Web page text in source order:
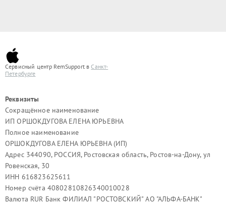
Сервисный центр RemSupport вСанкт-
Петербурге
Реквизиты
Сокращённое наименование
ИП ОРШОКДУГОВА ЕЛЕНА ЮРЬЕВНА
Полное наименование
ОРШОКДУГОВА ЕЛЕНА ЮРЬЕВНА (ИП)
Адрес 344090, РОССИЯ, Ростовская область, Ростов-на-Дону, ул
Ровенская, 30
ИНН 616823625611
Номер счёта 40802810826340010028
Валюта RUR Банк ФИЛИАЛ "РОСТОВСКИЙ" АО "АЛЬФА-БАНК"